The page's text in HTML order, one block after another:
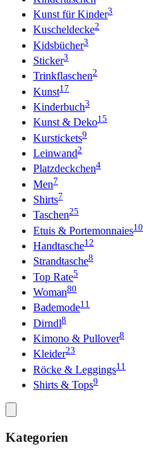
Kunst für Kinder3
Kuscheldecke2
Kidsbücher3
Sticker3
Trinkflaschen2
Kunst17
Kinderbuch3
Kunst & Deko15
Kurstickets9
Leinwand2
Platzdeckchen4
Men7
Shirts7
Taschen25
Etuis & Portemonnaies10
Handtasche12
Strandtasche8
Top Rate5
Woman80
Bademode11
Dirndl8
Kimono & Pullover8
Kleider23
Röcke & Leggings11
Shirts & Tops9
Kategorien